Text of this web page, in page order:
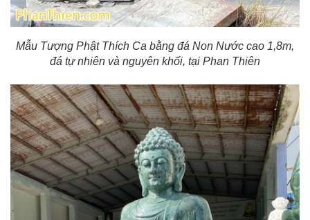
Mẫu Tượng Phật Thích Ca bằng đá Non Nước cao 1,8m,
đá tự nhiên và nguyên khối, tại Phan Thiên